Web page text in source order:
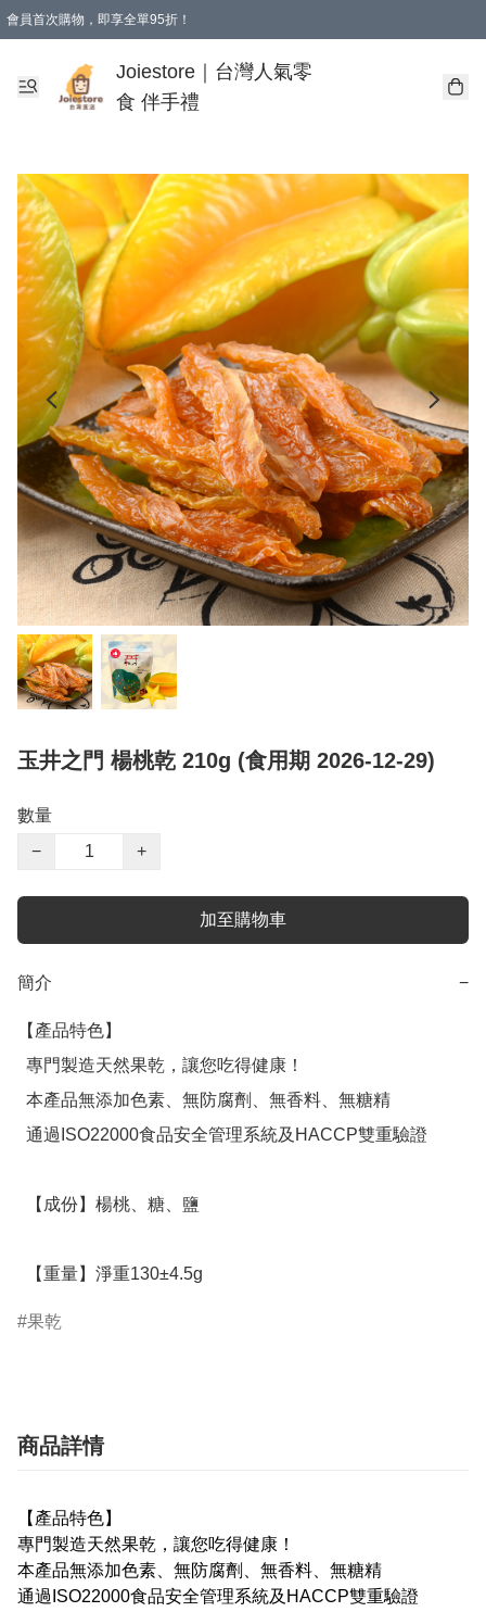
會員首次購物，即享全單95折！
購物滿 HKD 350.00即享免運費優惠！（適用於 本地送貨、本地取貨 )
Joiestore｜台灣人氣零
食 伴手禮
玉井之門 楊桃乾 210g (食用期 2026-12-29)
數量
−
+
加至購物車
簡介 −
【產品特色】
  【重量】淨重130±4.5g
果乾
商品詳情
【產品特色】
專門製造天然果乾，讓您吃得健康！
本產品無添加色素、無防腐劑、無香料、無糖精
通過ISO22000食品安全管理系統及HACCP雙重驗證